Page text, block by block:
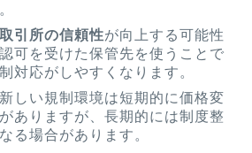
取引所の信頼性が向上する可能性
可を受けた保管先を使うことで
対応がしやすくなります。
しい規制環境は短期的に価格変
ありますが、長期的には制度整
る場合があります。